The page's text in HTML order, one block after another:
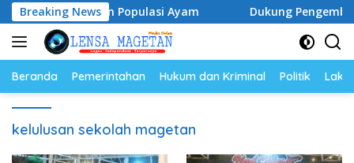
Langsung
ke
konten
Breaking News
Telur dan Populasi Ayam Dukung Pengembangan
Beranda Pemerintahan Hukum dan Kriminal Politik
kelulusan sekolah magetan